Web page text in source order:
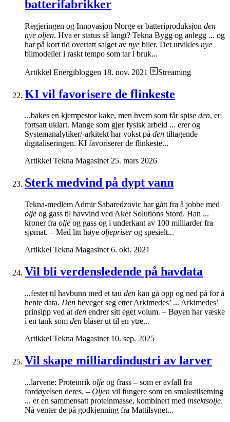
batterifabrikker
Regjeringen og Innovasjon Norge er batteriproduksjon den
nye oljen. Hva er status så langt? Tekna Bygg og anlegg ... og
har på kort tid overtatt salget av nye biler. Det utvikles nye
bilmodeller i raskt tempo som tar i bruk...
Artikkel Energibloggen 18. nov. 2021 Streaming
KI vil favorisere de flinkeste
...bakes en kjempestor kake, men hvem som får spise den, er
fortsatt uklart. Mange som gjør fysisk arbeid ... erer og
Systemanalytiker/-arkitekt har vokst på den tiltagende
digitaliseringen. KI favoriserer de flinkeste...
Artikkel Tekna Magasinet 25. mars 2026
Sterk medvind på dypt vann
Tekna-medlem Admir Sabaredzovic har gått fra å jobbe med
olje og gass til havvind ved Aker Solutions Stord. Han ...
kroner fra olje og gass og i underkant av 100 milliarder fra
sjømat. – Med litt høye oljepriserog spesielt...
Artikkel Tekna Magasinet 6. okt. 2021
Vil bli verdensledende på havdata
...festet til havbunn med et tau den kan gå opp og ned på for å
hente data. Den beveger seg etter Arkimedes’ ... Arkimedes’
prinsipp ved at den endrer sitt eget volum. – Bøyen har væske
i en tank som den blåser ut til en ytre...
Artikkel Tekna Magasinet 10. sep. 2025
Vil skape milliardindustri av larver
...larvene: Proteinrik olje og frass – som er avfall fra
fordøyelsen deres. – Oljen vil fungere som en smakstilsetning
... er en sammensatt proteinmasse, kombinert med insektsolje.
Nå venter de på godkjenning fra Mattilsynet...